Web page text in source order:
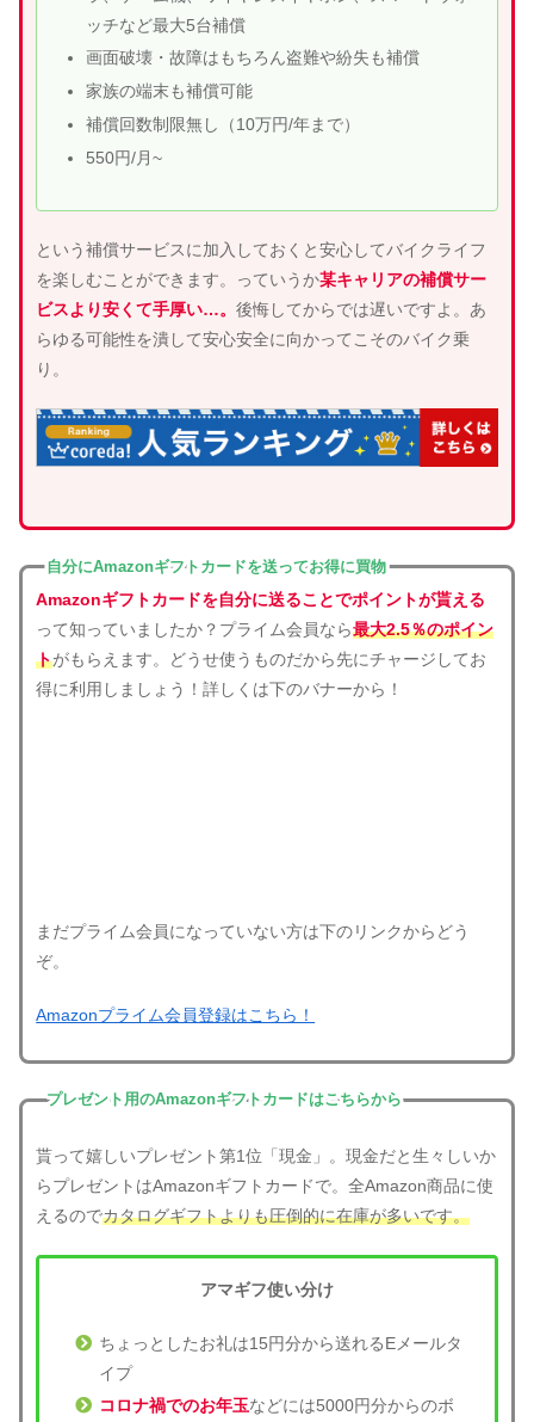
ッチなど最大5台補償
画面破壊・故障はもちろん盗難や紛失も補償
家族の端末も補償可能
補償回数制限無し（10万円/年まで）
550円/月~
という補償サービスに加入しておくと安心してバイクライフ
を楽しむことができます。っていうか某キャリアの補償サー
ビスより安くて手厚い…。後悔してからでは遅いですよ。あ
らゆる可能性を潰して安心安全に向かってこそのバイク乗
り。
自分にAmazonギフトカードを送ってお得に買物
Amazonギフトカードを自分に送ることでポイントが貰える
って知っていましたか？プライム会員なら最大2.5％のポイン
トがもらえます。どうせ使うものだから先にチャージしてお
得に利用しましょう！詳しくは下のバナーから！
まだプライム会員になっていない方は下のリンクからどう
ぞ。
Amazonプライム会員登録はこちら！
プレゼント用のAmazonギフトカードはこちらから
貰って嬉しいプレゼント第1位「現金」。現金だと生々しいか
らプレゼントはAmazonギフトカードで。全Amazon商品に使
えるのでカタログギフトよりも圧倒的に在庫が多いです。
アマギフ使い分け
ちょっとしたお礼は15円分から送れるEメールタ
イプ
コロナ禍でのお年玉などには5000円分からのボ